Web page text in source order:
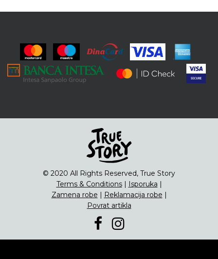
© 2020 All Rights Reserved, True Story
Terms & Conditions| Isporuka |
Zamena robe | Reklamacija robe |
Povrat artikla
Protein barovi
Čipsevi
Sušeno Voće
Paketi proizvoda
ENG